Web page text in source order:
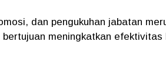
dan pengukuhan jabatan
meningkatkan efektivitas